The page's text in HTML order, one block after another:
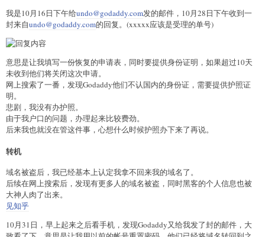
我是10月16日下午给undo@godaddy.com发的邮件，10月28日下午收到一
封来自undo@godaddy.com的回复。(xxxxx应该是受理的单号)
意思是让我填写一份恢复的申请表，同时要提供身份证明，如果超过10天
未收到他们将关闭这次申请。
网上搜索了一番，发现Godaddy他们不认国内的身份证，需要提供护照证
明。
悲剧，我没有办护照。
由于我户口的问题，办理起来比较费劲。
后来我也就没在管这件事，心想什么时候护照办下来了再说。
转机
域名被盗后，我已经基本上认定我拿不回来我的域名了。
后续在网上搜索后，发现有更多人的域名被盗，同时黑客的个人信息也被
大神人肉了出来。
见知乎
10月31日，早上起来之后看手机，发现Godaddy又给我发了封的邮件，大